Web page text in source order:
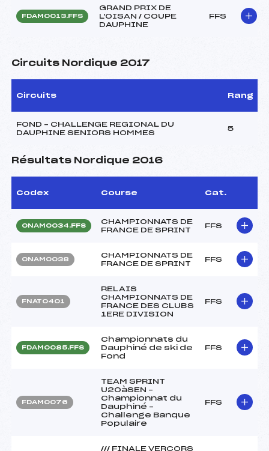
FDAM0013.FFS
GRAND PRIX DE
L'OISAN / COUPE
DAUPHINE
FFS
Circuits Nordique 2017
Circuits Rang
FOND – CHALLENGE REGIONAL DU
DAUPHINE SENIORS HOMMES
5
Résultats Nordique 2016
Codex Course Cat.
ONAM0034.FFS
CHAMPIONNATS DE
FRANCE DE SPRINT
FFS
ONAM0038
CHAMPIONNATS DE
FRANCE DE SPRINT
FFS
FNAT0401
RELAIS
CHAMPIONNATS DE
FRANCE DES CLUBS
1ERE DIVISION
FFS
FDAM0085.FFS
Championnats du
Dauphiné de ski de
Fond
FFS
FDAM0076
TEAM SPRINT
U20àSEN –
Championnat du
Dauphiné –
Challenge Banque
Populaire
FFS
/// FINALE VERCORS